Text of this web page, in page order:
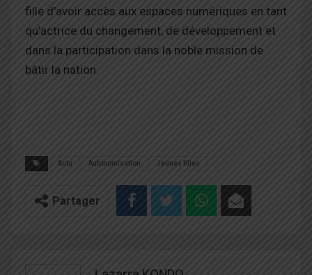
fille d’avoir accès aux espaces numériques en tant
qu’actrice du changement, de développement et
dans la participation dans la noble mission de
bâtir la nation.
Actu Autonomisation Jeunes filles
Partager